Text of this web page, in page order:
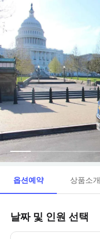
옵션예약 상품소개
날짜 및 인원 선택